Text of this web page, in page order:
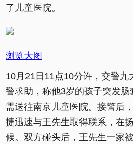
了儿童医院。
浏览大图
10月21日11点10分许，交警九
警求助，称他3岁的孩子突发
需送往南京儿童医院。接警后
捷迅速与王先生取得联系，在
候。双方碰头后，王先生一家